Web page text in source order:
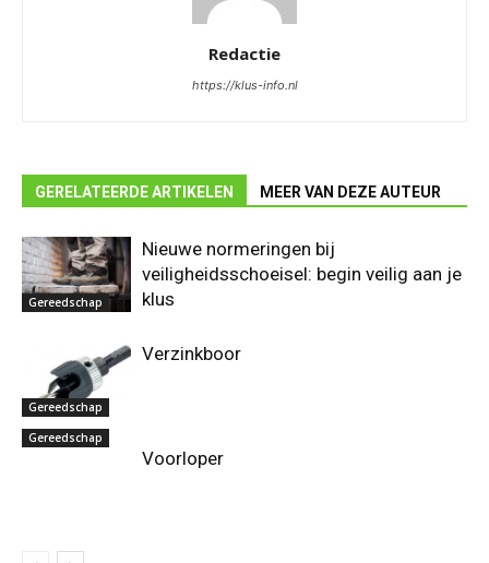
Redactie
https://klus-info.nl
GERELATEERDE ARTIKELEN MEER VAN DEZE AUTEUR
Gereedschap
Nieuwe normeringen bij
veiligheidsschoeisel: begin veilig aan je
klus
Gereedschap
Verzinkboor
Gereedschap
Voorloper